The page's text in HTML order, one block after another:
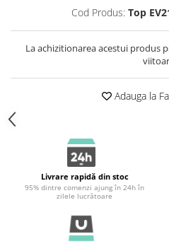
Cod Produs: Top
La achizitionarea acestui produs
Adauga la
Livrare rapidă din stoc
95% dintre comenzi ajung în 24h în
zilele lucrătoare